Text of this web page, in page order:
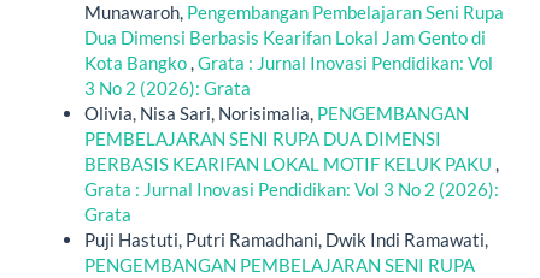
Munawaroh, Pengembangan Pembelajaran Seni Rupa
Dua Dimensi Berbasis Kearifan Lokal Jam Gento di
Kota Bangko,Grata : Jurnal Inovasi Pendidikan: Vol
3 No 2 (2026): Grata
Olivia, Nisa Sari, Norisimalia, PENGEMBANGAN
PEMBELAJARAN SENI RUPA DUA DIMENSI
BERBASIS KEARIFAN LOKAL MOTIF KELUK PAKU ,
Grata : Jurnal Inovasi Pendidikan: Vol 3 No 2 (2026):
Grata
Puji Hastuti, Putri Ramadhani, Dwik Indi Ramawati,
PENGEMBANGAN PEMBELAJARAN SENI RUPA